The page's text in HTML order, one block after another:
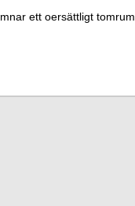
ett oersättligt tomrum